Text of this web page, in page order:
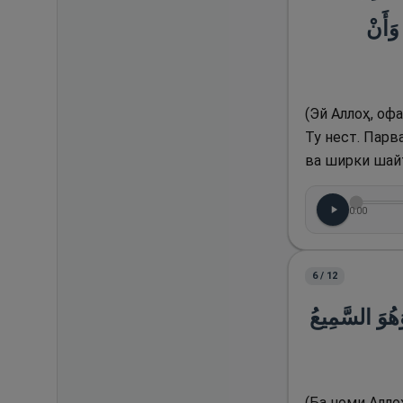
(Эй Аллоҳ,
Ту нест.
ва ширки
0:00
6/ 12
السَّمِيعُ